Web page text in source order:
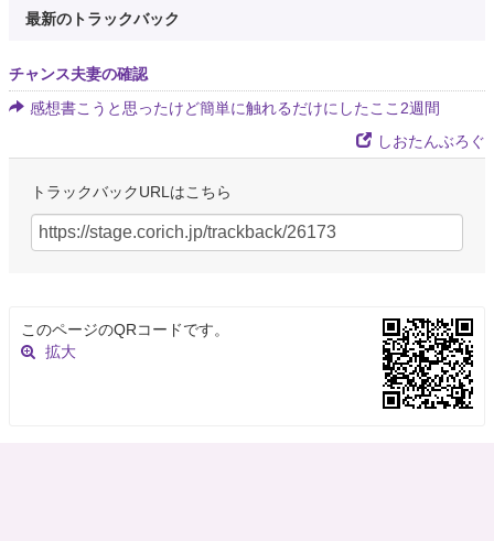
最新のトラックバック
チャンス夫妻の確認
感想書こうと思ったけど簡単に触れるだけにしたここ2週間
しおたんぶろぐ
トラックバックURLはこちら
このページのQRコードです。
拡大